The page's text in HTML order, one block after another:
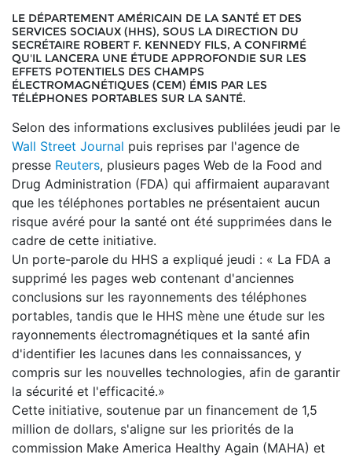
LE DÉPARTEMENT AMÉRICAIN DE LA SANTÉ ET DES
SERVICES SOCIAUX (HHS), SOUS LA DIRECTION DU
SECRÉTAIRE ROBERT F. KENNEDY FILS, A CONFIRMÉ
QU'IL LANCERA UNE ÉTUDE APPROFONDIE SUR LES
EFFETS POTENTIELS DES CHAMPS
ÉLECTROMAGNÉTIQUES (CEM) ÉMIS PAR LES
TÉLÉPHONES PORTABLES SUR LA SANTÉ.
Selon des informations exclusives publilées jeudi par le
Wall Street Journal puis reprises par l'agence de
presse Reuters, plusieurs pages Web de la Food and
Drug Administration (FDA) qui affirmaient auparavant
que les téléphones portables ne présentaient aucun
risque avéré pour la santé ont été supprimées dans le
cadre de cette initiative.
Un porte-parole du HHS a expliqué jeudi : « La FDA a
supprimé les pages web contenant d'anciennes
conclusions sur les rayonnements des téléphones
portables, tandis que le HHS mène une étude sur les
rayonnements électromagnétiques et la santé afin
d'identifier les lacunes dans les connaissances, y
compris sur les nouvelles technologies, afin de garantir
la sécurité et l'efficacité.»
Cette initiative, soutenue par un financement de 1,5
million de dollars, s'aligne sur les priorités de la
commission Make America Healthy Again (MAHA) et